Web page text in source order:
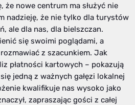
że nowe centrum ma służyć nie
nadzieję, że nie tylko dla turystów
ale dla nas, dla bielszczan.
się swoimi poglądami, a
z szacunkiem. Jak
płatności kartowych – pokazują
jedną z ważnych gałęzi lokalnej
kwalifikuje nas wysoko jako
zapraszając gości z całej